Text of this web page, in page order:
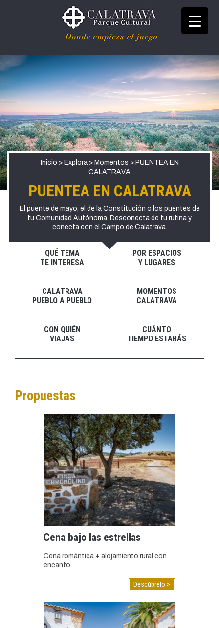
Parque Cultural
Calatrava
Donde empieza el juego
Inicio > Explora> Momentos > PUENTEA EN
CALATRAVA
PUENTEA EN CALATRAVA
El puente de mayo, el de la Constitución o los puentes de
tu Comunidad Autónoma. Desconecta de tu rutina y
conecta con el Campo de Calatrava.
QUÉ TEMA
TE INTERESA
POR ESPACIOS
Y LUGARES
CALATRAVA
PUEBLO A PUEBLO
MOMENTOS
CALATRAVA
CON QUIÉN
VIAJAS
CUÁNTO
TIEMPO ESTARÁS
Propuestas
Cena bajo las estrellas
Cena romántica + alojamiento rural con
encanto
Descúbrelo >